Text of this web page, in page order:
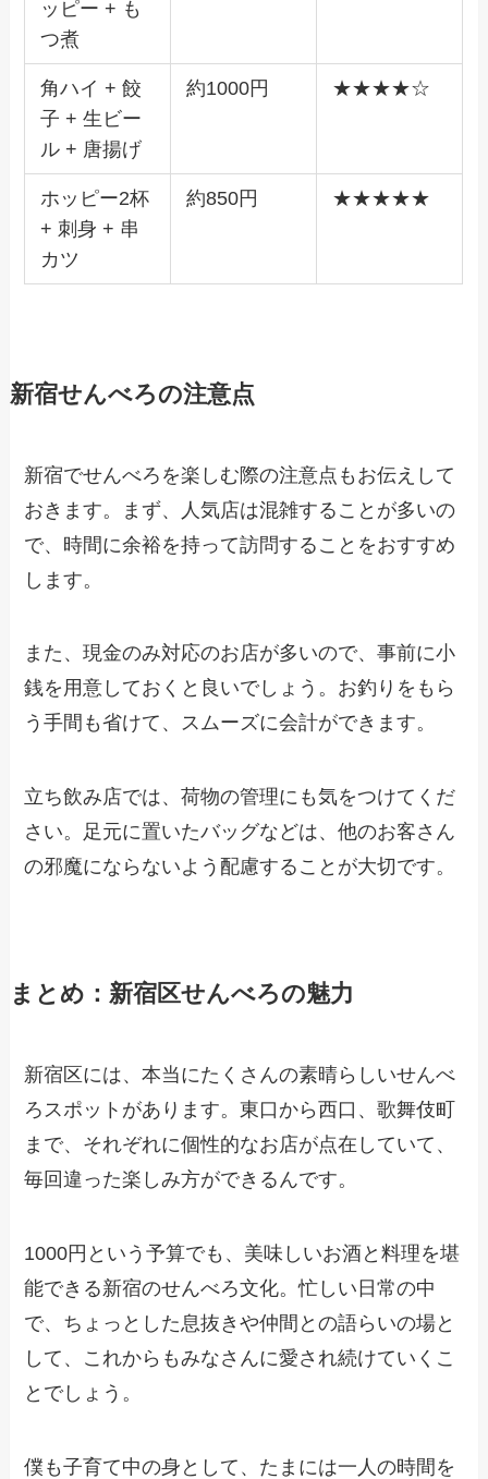
ッピー + も
つ煮
角ハイ + 餃
子 + 生ビー
ル + 唐揚げ
約1000円 ★★★★☆
ホッピー2杯
+ 刺身 + 串
カツ
約850円 ★★★★★
新宿せんべろの注意点
新宿でせんべろを楽しむ際の注意点もお伝えして
おきます。まず、人気店は混雑することが多いの
で、時間に余裕を持って訪問することをおすすめ
します。
また、現金のみ対応のお店が多いので、事前に小
銭を用意しておくと良いでしょう。お釣りをもら
う手間も省けて、スムーズに会計ができます。
立ち飲み店では、荷物の管理にも気をつけてくだ
さい。足元に置いたバッグなどは、他のお客さん
の邪魔にならないよう配慮することが大切です。
まとめ：新宿区せんべろの魅力
新宿区には、本当にたくさんの素晴らしいせんべ
ろスポットがあります。東口から西口、歌舞伎町
まで、それぞれに個性的なお店が点在していて、
毎回違った楽しみ方ができるんです。
1000円という予算でも、美味しいお酒と料理を堪
能できる新宿のせんべろ文化。忙しい日常の中
で、ちょっとした息抜きや仲間との語らいの場と
して、これからもみなさんに愛され続けていくこ
とでしょう。
僕も子育て中の身として、たまには一人の時間を